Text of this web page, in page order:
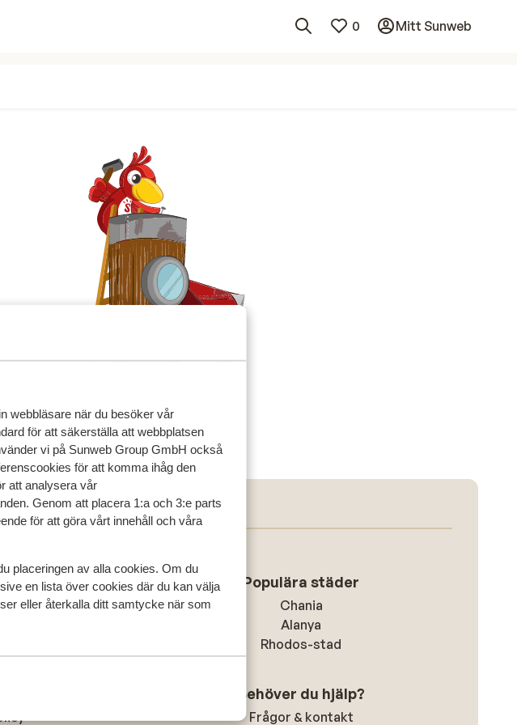
webbläsare när du besöker vår
för att säkerställa att webbplatsen
vi på Sunweb Group GmbH också
för att komma ihåg den
att analysera vår
Genom att placera 1:a och 3:e parts
för att göra vårt innehåll och våra
placeringen av alla cookies. Om du
en lista över cookies där du kan välja
eller återkalla ditt samtycke när som
0 Mitt Sunweb
Populära städer
Chania
Alanya
Rhodos-stad
cookies Behöver du hjälp?
Frågor & kontakt